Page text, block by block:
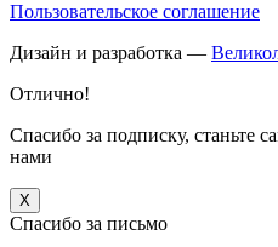
Пользовательское соглашение
Дизайн и разработка —
Отлично!
Спасибо за подписку, станьте
нами
X
Спасибо за письмо